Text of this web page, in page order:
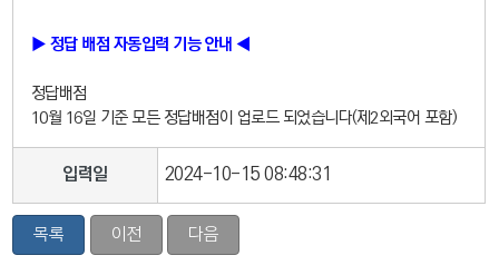
▶ 정답 배점 자동입력 기능 안내 ◀
정답배점
10월 16일 기준 모든 정답배점이 업로드 되었습니다(제2외국어 포함)
입력일 2024-10-15 08:48:31
목록 이전 다음